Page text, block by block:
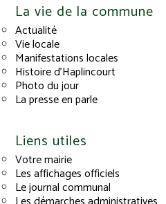
La vie de la commune
Actualité
Vie locale
Manifestations locales
Histoire d’Haplincourt
Photo du jour
La presse en parle
Liens utiles
Votre mairie
Les affichages officiels
Le journal communal